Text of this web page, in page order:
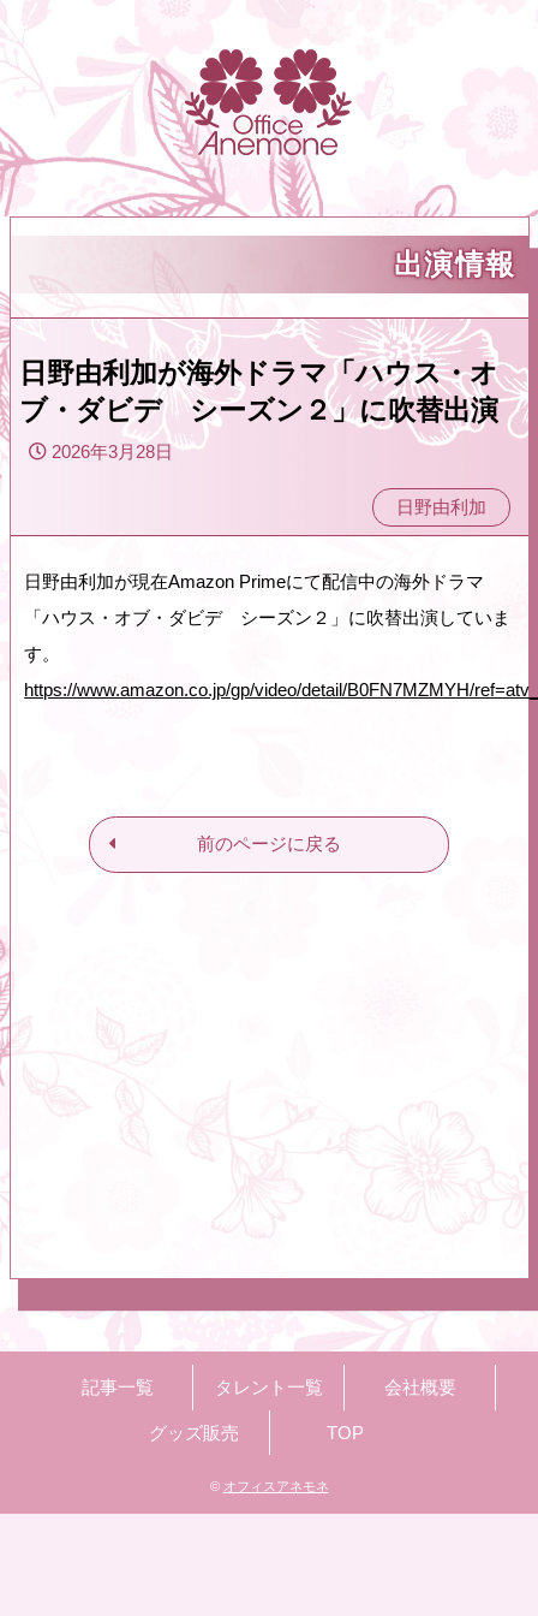
出演情報
日野由利加が海外ドラマ「ハウス・オ
ブ・ダビデ シーズン２」に吹替出演
2026年3月28日
日野由利加
日野由利加が現在Amazon Primeにて配信中の海外ドラマ
「ハウス・オブ・ダビデ シーズン２」に吹替出演していま
す。
https://www.amazon.co.jp/gp/video/detail/B0FN7MZMYH/
前のページに戻る
記事一覧 タレント一覧 会社概要
グッズ販売 TOP
© オフィスアネモネ